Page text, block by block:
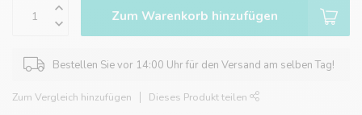
Zum Warenkorb hinzufügen
Bestellen Sie vor 14:00 Uhr für den Versand am selben Tag!
Zum Vergleich hinzufügen Dieses Produkt teilen